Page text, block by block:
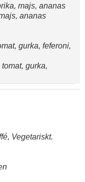
majs, ananas
ananas
gurka, feferoni,
gurka,
Vegetariskt.